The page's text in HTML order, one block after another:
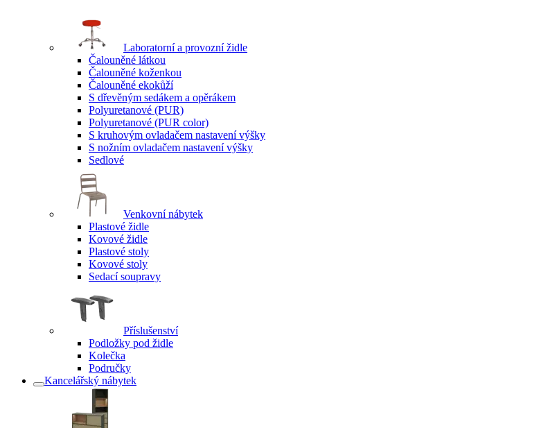
Laboratorní a provozní židle
Čalouněné látkou
Čalouněné koženkou
Čalouněné ekokůží
S dřevěným sedákem a opěrákem
Polyuretanové (PUR)
Polyuretanové (PUR color)
S kruhovým ovladačem nastavení výšky
S nožním ovladačem nastavení výšky
Sedlové
Venkovní nábytek
Plastové židle
Kovové židle
Plastové stoly
Kovové stoly
Sedací soupravy
Příslušenství
Podložky pod židle
Kolečka
Područky
Kancelářský nábytek